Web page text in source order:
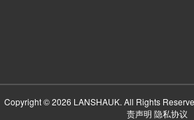
Copyright © 2026 LANSHAUK. All Rights
责声明 隐私协议